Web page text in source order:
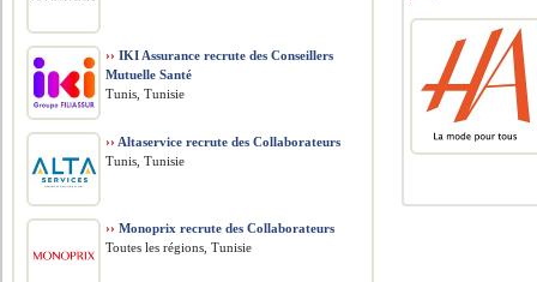
›› IKI Assurance recrute des Conseillers
Mutuelle Santé
Tunis, Tunisie
›› Altaservice recrute des Collaborateurs
Tunis, Tunisie
›› Monoprix recrute des Collaborateurs
Toutes les régions, Tunisie